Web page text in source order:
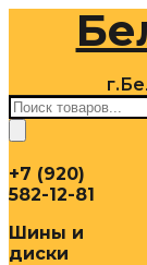
содержимому
Поиск
товаров
+7 (920)
582-12-81
Шины и
диски